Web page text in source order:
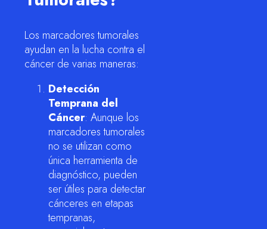
Los marcadores tumorales
ayudan en la lucha contra el
cáncer de varias maneras:
Detección
Temprana del
Cáncer: Aunque los
marcadores tumorales
no se utilizan como
única herramienta de
diagnóstico, pueden
ser útiles para detectar
cánceres en etapas
tempranas,